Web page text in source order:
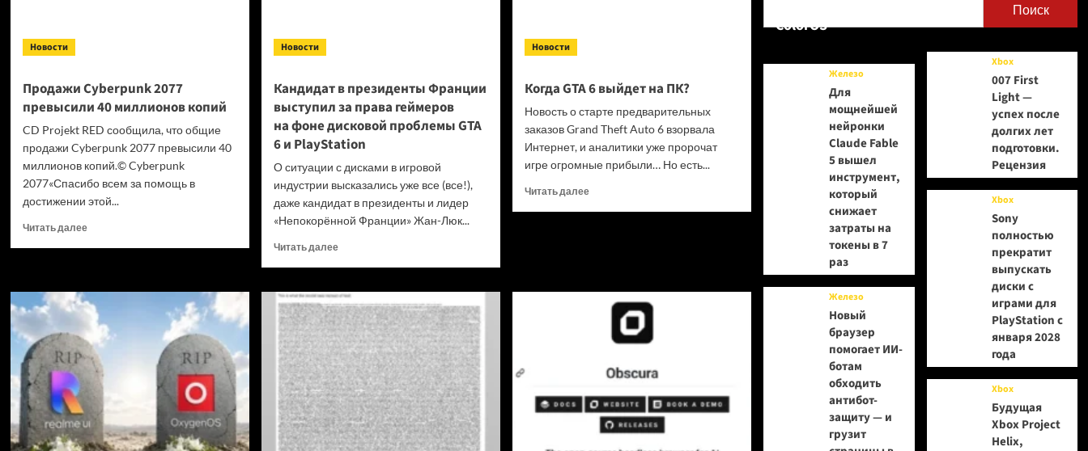
Новости
Продажи Cyberpunk 2077
превысили 40 миллионов копий
CD Projekt RED сообщила, что общие
продажи Cyberpunk 2077 превысили 40
миллионов копий.© Cyberpunk
2077«Спасибо всем за помощь в
достижении этой...
Читать далееПрочитать
2077
превысили
40 миллионов
копий
Новости
Кандидат в президенты Франции
выступил за права геймеров
на фоне дисковой проблемы GTA
6 и PlayStation
О ситуации с дисками в игровой
индустрии высказались уже все (все!),
даже кандидат в президенты и лидер
«Непокорённой Франции» Жан-Люк...
Читать далееПрочитать
Кандидат
в президенты
Франции
выступил
за права
геймеров
на фоне
дисковой
проблемы
GTA
6 и PlayStation
Новости
Когда GTA 6 выйдет на ПК?
Новость о старте предварительных
заказов Grand Theft Auto 6 взорвала
Интернет, и аналитики уже пророчат
игре огромные прибыли… Но есть...
Читать далееПрочитать
Поиск
ColorOS
Железо
Для
мощнейшей
нейронки
Claude Fable
5 вышел
инструмент,
который
снижает
затраты на
токены в 7
раз
Железо
Новый
браузер
помогает ИИ-
ботам
обходить
антибот-
защиту — и
грузит
Xbox
007 First
Light —
успех после
долгих лет
подготовки.
Рецензия
Xbox
Sony
полностью
прекратит
выпускать
диски с
играми для
PlayStation с
января 2028
года
Xbox
Будущая
Xbox Project
Helix,